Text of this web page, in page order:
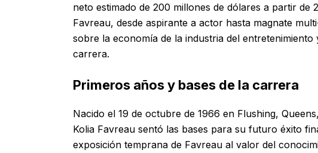
neto estimado de 200 millones de dólares a partir de
Favreau, desde aspirante a actor hasta magnate
sobre la economía de la industria del
carrera.
Primeros años y bases de la carrera
Nacido el 19 de octubre de 1966 en Flushing,
Kolia Favreau sentó las bases para su futuro éxito
exposición temprana de Favreau al valor del